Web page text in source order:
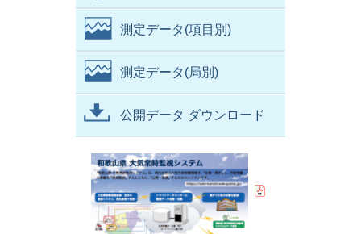
測定データ(項目別)
測定データ(局別)
公開データ ダウンロード